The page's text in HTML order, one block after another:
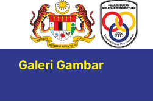
Galeri Gambar